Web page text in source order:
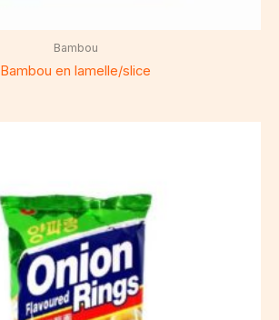
Bambou
Bambou en lamelle/slice